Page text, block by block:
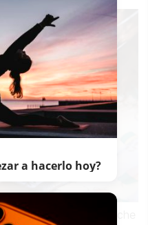
centro receptor de leche
a hacerlo hoy?